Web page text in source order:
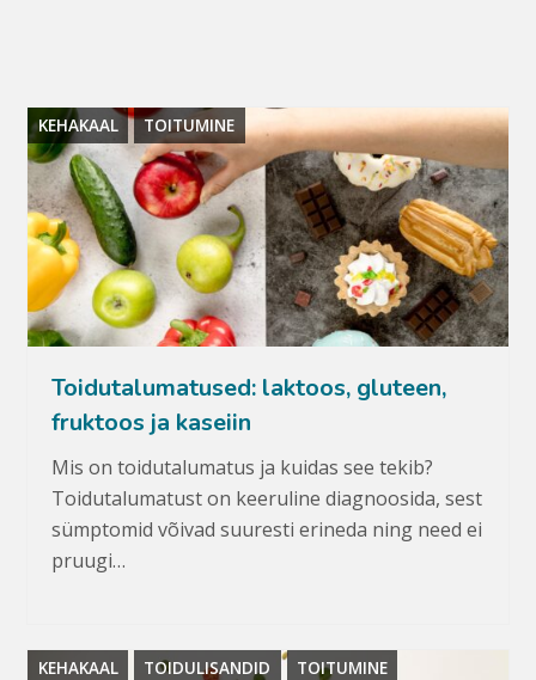
KEHAKAAL TOITUMINE
Toidutalumatused: laktoos, gluteen,
fruktoos ja kaseiin
Mis on toidutalumatus ja kuidas see tekib?
Toidutalumatust on keeruline diagnoosida, sest
sümptomid võivad suuresti erineda ning need ei
pruugi…
KEHAKAAL TOIDULISANDID TOITUMINE